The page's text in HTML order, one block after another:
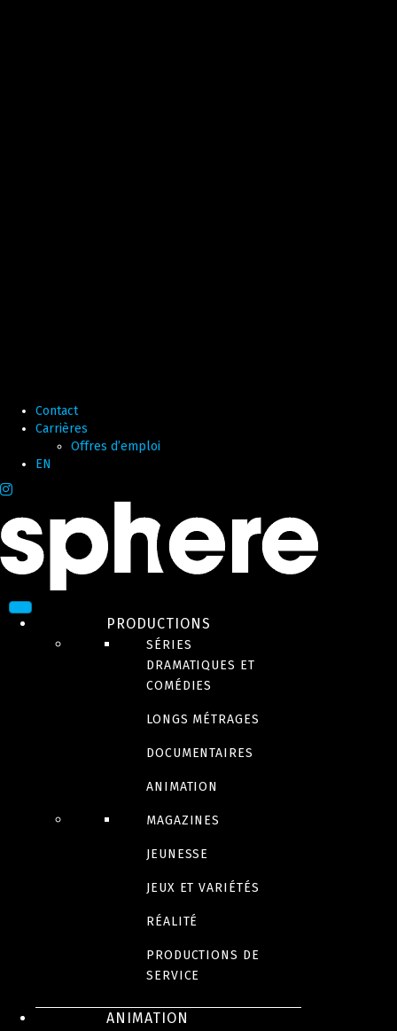
Contact
Carrières
Offres d’emploi
EN
PRODUCTIONS
SÉRIES
DRAMATIQUES ET
COMÉDIES
LONGS MÉTRAGES
DOCUMENTAIRES
ANIMATION
MAGAZINES
JEUNESSE
JEUX ET VARIÉTÉS
RÉALITÉ
PRODUCTIONS DE
SERVICE
ANIMATION